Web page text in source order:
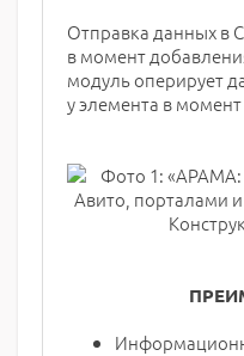
Отправка данных в
в момент
модуль оперирует
у элемента в